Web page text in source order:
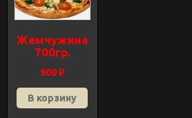
Жемчужина
700гр.
900₽
В корзину